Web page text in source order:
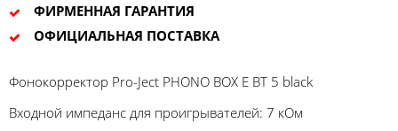
ФИРМЕННАЯ ГАРАНТИЯ
ОФИЦИАЛЬНАЯ ПОСТАВКА
Фонокорректор Pro-Ject PHONO BOX E BT 5 black
Входной импеданс для проигрывателей: 7 кОм